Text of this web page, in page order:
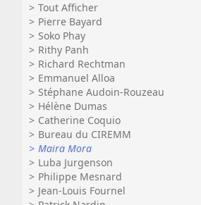
Tout Afficher
Pierre Bayard
Soko Phay
Rithy Panh
Richard Rechtman
Emmanuel Alloa
Stéphane Audoin-Rouzeau
Hélène Dumas
Catherine Coquio
Bureau du CIREMM
Maira Mora
Luba Jurgenson
Philippe Mesnard
Jean-Louis Fournel